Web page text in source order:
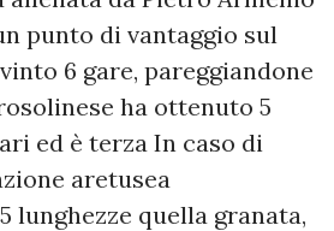
punto di vantaggio sul
6 gare, pareggiandone
ha ottenuto 5
ed è terza In caso di
aretusea
lunghezze quella granata,